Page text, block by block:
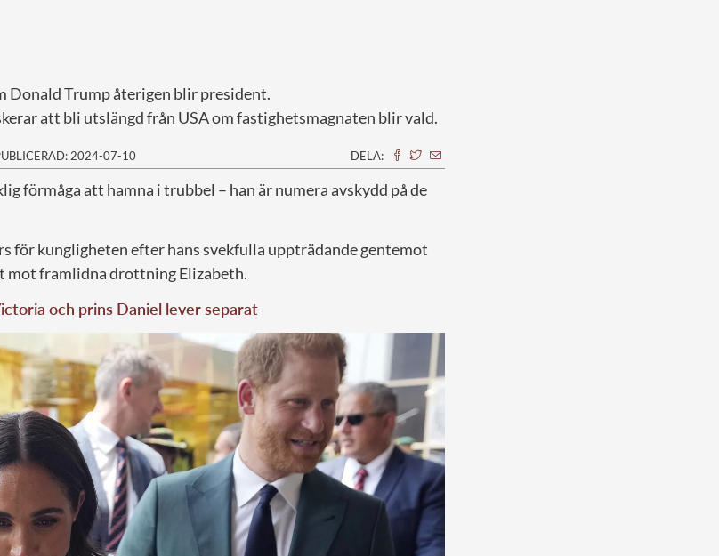
Donald Trump återigen blir president.
att bli utslängd från USA om fastighetsmagnaten blir vald.
2024-07-10 DELA:
förmåga att hamna i trubbel – han är numera avskydd på de
för kungligheten efter hans svekfulla uppträdande gentemot
mot framlidna drottning Elizabeth.
och prins Daniel lever separat